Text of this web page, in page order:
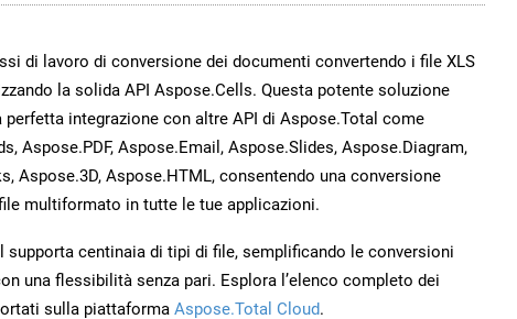
di lavoro di conversione dei documenti convertendo i file XLS
la solida API Aspose.Cells. Questa potente soluzione
perfetta integrazione con altre API di Aspose.Total come
Aspose.PDF, Aspose.Email, Aspose.Slides, Aspose.Diagram,
Aspose.3D, Aspose.HTML, consentendo una conversione
multiformato in tutte le tue applicazioni.
supporta centinaia di tipi di file, semplificando le conversioni
una flessibilità senza pari. Esplora l’elenco completo dei
sulla piattaforma Aspose.Total Cloud.